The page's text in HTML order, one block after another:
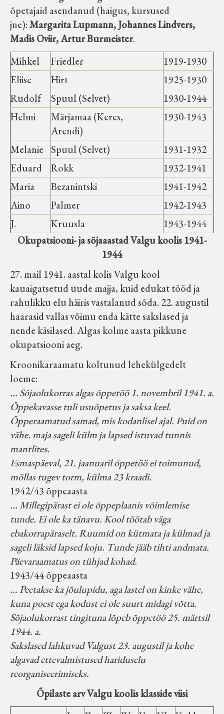
õpetajaid asendanud (haigus, kursused
jne):Margarita Lupmann, Johannes Lindvers,
Madis Oviir, Artur Burmeister.
Mihkel
Friedler
1919-1930
Eliise
Hirt
1925-1930
Rudolf
Spuul (Selvet)
1930-1944
Helmi
Märjamaa (Keres,
Arendi)
1930-1943
Melanie Spuul (Selvet)
1931-1932
Eduard
Rokk
1932-1941
Maria
Bezanintski
1941-1942
Aino
Palmer
1942-1943
J.
Kruusla
1943-1944
Okupatsiooni- ja sõjaaastad Valgu koolis 1941-
1944
27. mail 1941. aastal kolis Valgu kool
kauaigatsetud uude majja, kuid edukat tööd ja
rahulikku elu häiris vastalanud sõda. 22. augustil
haarasid vallas võimu enda kätte sakslased ja
nende käsilased. Algas kolme aasta pikkune
okupatsiooni aeg.
Kroonikaraamatu koltunud lehekülgedelt
loeme:
... Sõjaolukorras algas õppetöö 1. novembril 1941. a.
Õppekavasse tuli usuõpetus ja saksa keel.
Õpperaamatud samad, mis kodanlisel ajal. Puid on
vähe. maja sageli külm ja lapsed istuvad tunnis
mantlites.
Esmaspäeval, 21. jaanuaril õppetöö ei toimunud,
möllas tugev torm, külma 23 kraadi.
1942/43 õppeaasta
... Millegipärast ei ole õppeplaanis võimlemise
tunde. Ei ole ka tänavu. Kool töötab väga
ebakorrapäraselt. Ruumid on kütmata ja külmad ja
sageli läksid lapsed koju. Tunde jääb tihti andmata.
Päevaraamatus on tühjad kohad.
1943/44 õppeaasta
... Peetakse ka jõulupidu, aga lastel on kinke vähe,
kuna poest ega kodust ei ole suurt midagi võtta.
Sõjaolukorrast tingituna lõpeb õppetöö 25. märtsil
1944. a.
Sakslased lahkuvad Valgust 23. augustil ja kohe
algavad ettevalmistused hariduselu
reorganiseerimiseks.
Õpilaste arv Valgu koolis klasside viisi